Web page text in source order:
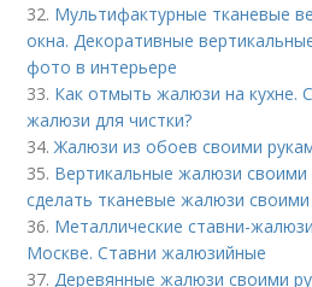
32. Мультифактурные тканевые
окна. Декоративные
фото в интерьере
33. Как отмыть жалюзи на кухне.
жалюзи для чистки?
34.Жалюзи из обоев своими
35. Вертикальные жалюзи своими
сделать тканевые жалюзи
36. Металлические ставни-
Москве. Ставни жалюзийные
37.Деревянные жалюзи своими